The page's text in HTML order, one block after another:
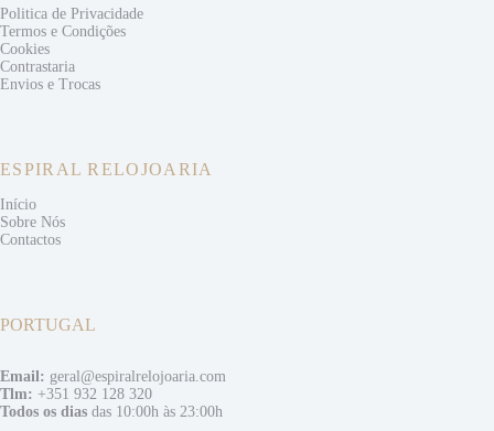
Politica de Privacidade
Termos e Condições
Cookies
Contrastaria
Envios e Trocas
ESPIRAL RELOJOARIA
Início
Sobre Nós
Contactos
PORTUGAL
Email: geral@espiralrelojoaria.com
Tlm: +351 932 128 320
Todos os dias das 10:00h às 23:00h